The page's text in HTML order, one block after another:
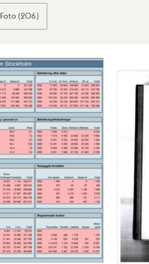
Foto (206)